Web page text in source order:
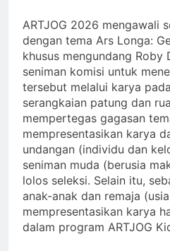
ARTJOG 2026 mengawali
dengan tema Ars Longa:
khusus mengundang Roby
seniman komisi untuk
tersebut melalui karya
serangkaian patung dan
mempertegas gagasan
mempresentasikan karya
undangan (individu dan
seniman muda (berusia
lolos seleksi. Selain itu,
anak-anak dan remaja
mempresentasikan karya
dalam program ARTJOG